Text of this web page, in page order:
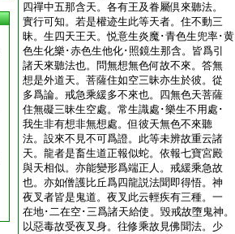
四禪中五那含天。各有王及眷屬倶來聽法。
實行可知。若是權迹生此等天者。住不動三
昧。生四天王天。悦意生炎魔･青色生兜率･黄
色生化樂･赤色生他化･照鏡生那含。皆爲引
諸天來聽法也。問無想無色何故不來。答無
想是外道天。菩薩住如空三昧亦生於彼。從
多爲論。戒急乘緩多不來也。四無色天菩薩
住無礙三昧生空處。常生識處･樂生不用處･
我生非有想非無想處。但彼天無色不來聽
法。設來不見不可爲證。此等未辨故重云諸
天。龍者是畜生道正報似蛇。依報七寶宮殿
與天相似。亦能變形爲端正人。戒緩乘急故
也。亦如僧護比丘爲四龍説法聞即得悟。神
夜叉者皆是鬼道。夜叉此云輕疾有三種。一
在地･二在空･三爲諸天給使。毀戒故墮鬼神。
以惡毒故受夜叉身。往修乘故見佛聞法。少